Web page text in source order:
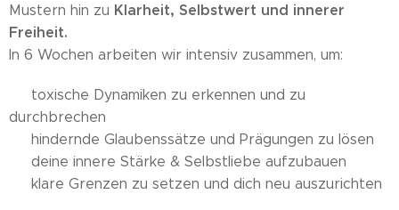
Mustern hin zu Klarheit, Selbstwert und innerer
Freiheit.
In 6 Wochen arbeiten wir intensiv zusammen, um:
✔ toxische Dynamiken zu erkennen und zu
durchbrechen
✔ hindernde Glaubenssätze und Prägungen zu lösen
✔ deine innere Stärke & Selbstliebe aufzubauen
✔ klare Grenzen zu setzen und dich neu auszurichten